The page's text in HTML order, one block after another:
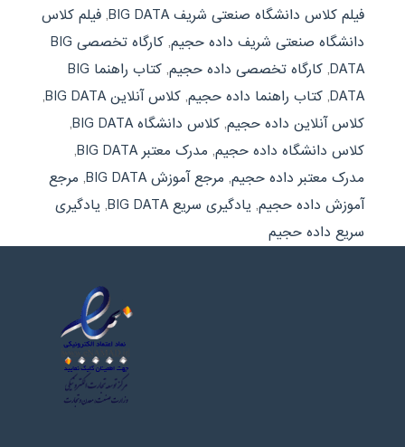
فیلم کلاس دانشگاه صنعتی شریف BIG DATA
, فیلم کلاس
دانشگاه صنعتی شریف داده حجيم,
کارگاه تخصصی BIG
DATA
, کارگاه تخصصی داده حجيم,
کتاب راهنما BIG
DATA
, کتاب راهنما داده حجيم, کلاس آنلاین BIG DATA
,
کلاس آنلاین داده حجيم, کلاس دانشگاه BIG DATA
,
کلاس دانشگاه داده حجيم, مدرک معتبر BIG DATA
,
مدرک معتبر داده حجيم, مرجع آموزش BIG DATA , مرجع
آموزش داده حجيم, یادگیری سریع BIG DATA , یادگیری
سریع داده حجيم